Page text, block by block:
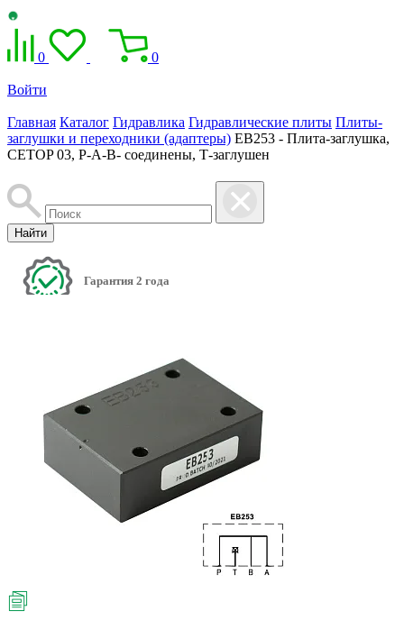
0 0
Войти
Главная Каталог Гидравлика Гидравлические плиты Плиты-
заглушки и переходники (адаптеры) EB253 - Плита-заглушка,
CETOP 03, P-A-B- соединены, Т-заглушен
Найти
Гарантия 2 года